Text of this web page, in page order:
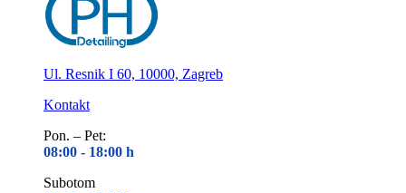
Ul. Resnik I 60, 10000, Zagreb
Kontakt
Pon. – Pet:
08:00 - 18:00 h
Subotom